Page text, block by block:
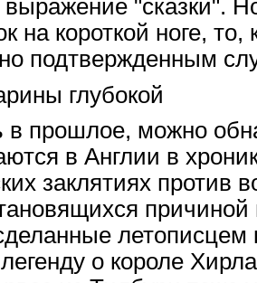
"сказки".
на короткой ноге,
подтвержденным
глубокой
в прошлое, можно
в Англии в
заклятиях
причиной
о короле